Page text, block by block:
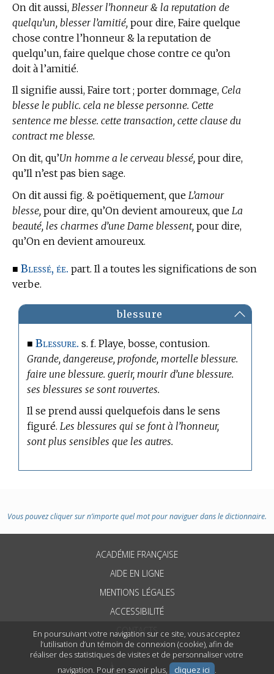
En poursuivant votre navigation sur ce site, vous acceptez
l’utilisation d’un témoin de connexion (cookie), afin de
réaliser des statistiques de visites et de personnaliser votre
navigation. Pour en savoir plus,
cliquez ici .
On dit aussi, Blesser l’honneur & la reputation de
quelqu’un, blesser l’amitié, pour dire, Faire quelque
chose contre l’honneur & la reputation de
quelqu’un, faire quelque chose contre ce qu’on
doit à l’amitié.
Il signifie aussi, Faire tort ; porter dommage, Cela
blesse le public. cela ne blesse personne. Cette
sentence me blesse. cette transaction, cette clause du
contract me blesse.
On dit, qu’Un homme a le cerveau blessé, pour dire,
qu’Il n’est pas bien sage.
On dit aussi fig. & poëtiquement, que L’amour
blesse, pour dire, qu’On devient amoureux, que La
beauté, les charmes d’une Dame blessent, pour dire,
qu’On en devient amoureux.
■ Blessé, ée. part. Il a toutes les significations de son
verbe.
blessure
■Blessure. s. f. Playe, bosse, contusion.
Grande, dangereuse, profonde, mortelle blessure.
faire une blessure. guerir, mourir d’une blessure.
ses blessures se sont rouvertes.
Il se prend aussi quelquefois dans le sens
figuré.Les blessures qui se font à l’honneur,
sont plus sensibles que les autres.
Vous pouvez cliquer sur n’importe quel mot pour naviguer dans le dictionnaire.
ACADÉMIE FRANÇAISE
AIDE EN LIGNE
MENTIONS LÉGALES
ACCESSIBILITÉ
CONTACTS